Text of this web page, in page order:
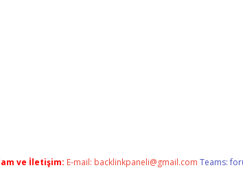
ve İletişim: E-mail: backlinkpaneli@gmail.com Teams: